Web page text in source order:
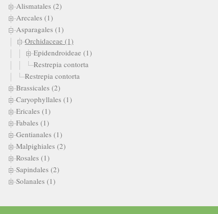
Alismatales (2)
Arecales (1)
Asparagales (1)
Orchidaceae (1)
Epidendroideae (1)
Restrepia contorta
Restrepia contorta
Brassicales (2)
Caryophyllales (1)
Ericales (1)
Fabales (1)
Gentianales (1)
Malpighiales (2)
Rosales (1)
Sapindales (2)
Solanales (1)